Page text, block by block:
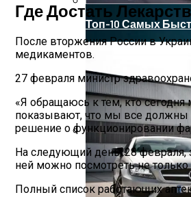
Эксперты
Топ-10 Самых
Где Достать
После вторжения России в
медикаментов.
27 февраля министр
«Я обращаюсь к тем, кто
показывают, что мы все должны
решение о функционировании
На следующий день, 28 февраля,
ней можно посмотреть не
Полный список работающих